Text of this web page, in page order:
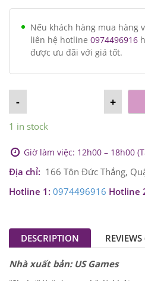
Nếu khách hàng mua hàng
liên hệ hotline 0974496916
được ưu đãi với giá tốt.
+
-
1 in stock
Giờ làm việc: 12h00 – 18h00
Địa chỉ: 166 Tôn Đức Thắng,
Hotline 1: 0974496916 Hotline
DESCRIPTION
Nhà xuất bản: US Games